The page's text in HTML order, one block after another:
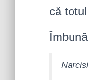
că